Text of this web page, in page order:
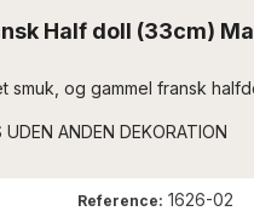
Half doll (33cm)
smuk, og gammel fransk
ANDEN DEKORATION
Reference: 1626-02